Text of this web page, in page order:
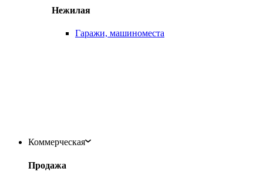
Нежилая
Гаражи, машиноместа
Коммерческая
Продажа